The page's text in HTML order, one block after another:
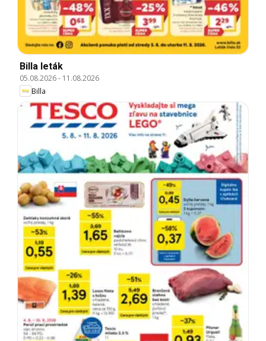
Billa leták
05.08.2026- 11.08.2026
Billa